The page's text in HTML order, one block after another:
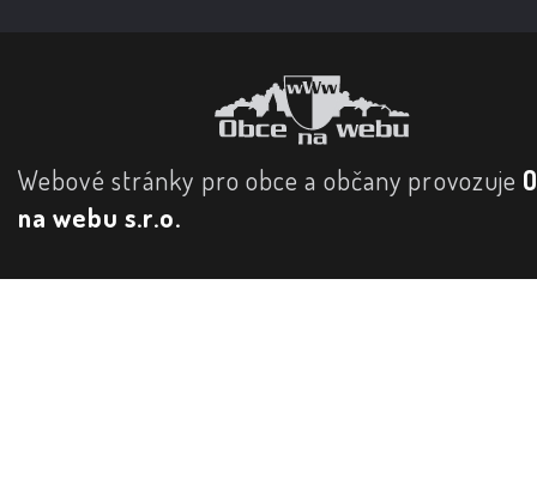
Webové stránky pro obce a občany provozuje
na webu s.r.o.